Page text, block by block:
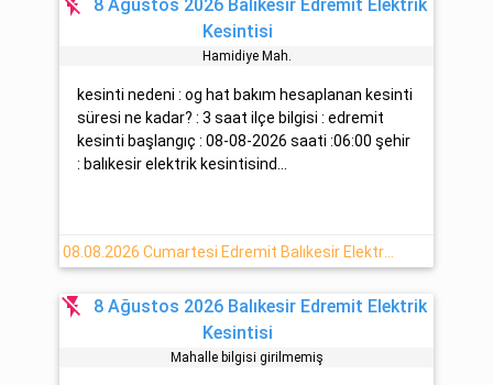
8 Ağustos 2026 Balıkesir Edremit Elektrik
Kesintisi
Hami̇di̇ye Mah.
kesinti nedeni : og hat bakım hesaplanan kesinti
süresi ne kadar? : 3 saat ilçe bilgisi : edremit
kesinti başlangıç : 08-08-2026 saati :06:00 şehir
: balıkesir elektrik kesintisind...
08.08.2026 Cumartesi Edremit Balıkesir Elektrik Arızası Hakkında Detaylar
flash_off
8 Ağustos 2026 Balıkesir Edremit Elektrik
Kesintisi
Mahalle bilgisi girilmemiş